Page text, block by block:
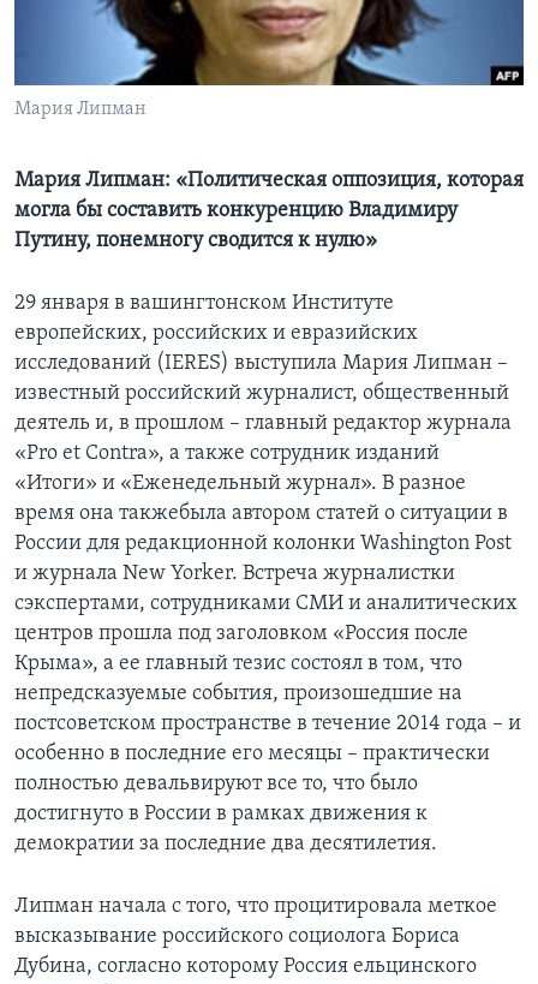
Learning English
СОЦИАЛЬНЫЕ СЕТИ
Языки
Мария Липман
Мария Липман: «Политическая оппозиция, которая
могла бы составить конкуренцию Владимиру
Путину, понемногу сводится к нулю»
29 января в вашингтонском Институте
европейских, российских и евразийских
исследований (IERES) выступила Мария Липман –
известный российский журналист, общественный
деятель и, в прошлом – главный редактор журнала
«Pro et Contra», а также сотрудник изданий
«Итоги» и «Еженедельный журнал». В разное
время она такжебыла автором статей о ситуации в
России для редакционной колонки Washington Post
и журнала New Yorker. Встреча журналистки
сэкспертами, сотрудниками СМИ и аналитических
центров прошла под заголовком «Россия после
Крыма», а ее главный тезис состоял в том, что
непредсказуемые события, произошедшие на
постсоветском пространстве в течение 2014 года – и
особенно в последние его месяцы – практически
полностью девальвируют все то, что было
достигнуто в России в рамках движения к
демократии за последние два десятилетия.
Липман начала с того, что процитировала меткое
высказывание российского социолога Бориса
Дубина, согласно которому Россия ельцинского